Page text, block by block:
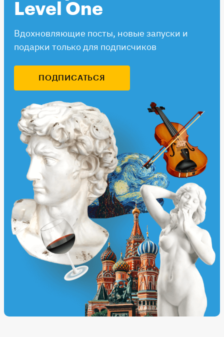
Level One
Вдохновляющие посты, новые запуски и
подарки только для подписчиков
ПОДПИСАТЬСЯ